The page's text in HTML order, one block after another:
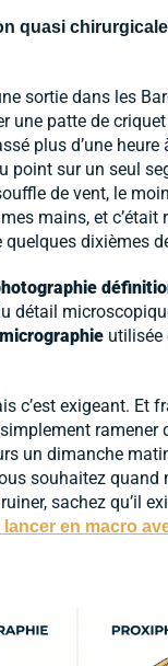
quasi
sortie dans les
une patte de
plus d’une heure
point sur un seul
de vent, le
mains, et c’était
dixièmes
détail
utilisée
c’est exigeant. Et
ramener
un dimanche
souhaitez quand
sachez qu’il
en macro